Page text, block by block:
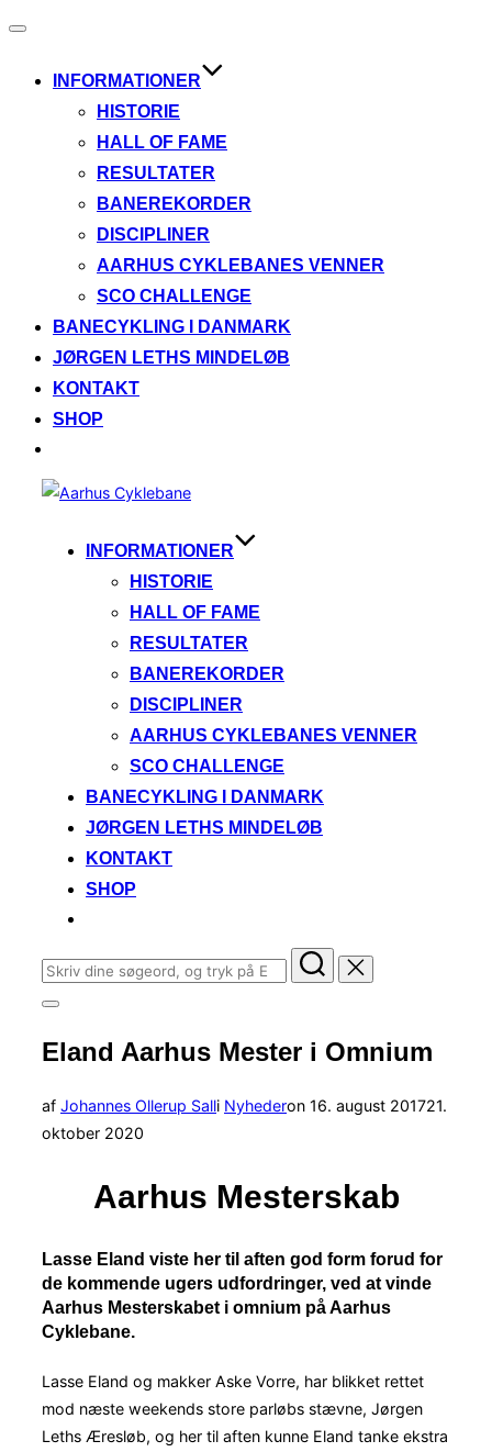
Slå
INFORMATIONER
HISTORIE
HALL OF FAME
RESULTATER
BANEREKORDER
DISCIPLINER
AARHUS CYKLEBANES VENNER
SCO CHALLENGE
BANECYKLING I DANMARK
JØRGEN LETHS MINDELØB
KONTAKT
SHOP
Videre
INFORMATIONER
HISTORIE
HALL OF FAME
RESULTATER
BANEREKORDER
DISCIPLINER
AARHUS CYKLEBANES VENNER
SCO CHALLENGE
BANECYKLING I DANMARK
JØRGEN LETHS MINDELØB
KONTAKT
SHOP
Søg
efter:
Slå
i
sidekolonne
Eland Aarhus Mester i Omnium
af Johannes Ollerup Salli Nyhederon Udgivet
16. august 201721.
oktober 2020
Aarhus Mesterskab
Lasse Eland viste her til aften god form forud for
de kommende ugers udfordringer, ved at vinde
Aarhus Mesterskabet i omnium på Aarhus
Cyklebane.
Lasse Eland og makker Aske Vorre, har blikket rettet
mod næste weekends store parløbs stævne, Jørgen
Leths Æresløb, og her til aften kunne Eland tanke ekstra